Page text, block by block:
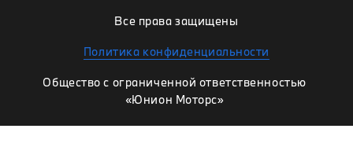
Все права защищены
Политика конфиденциальности
Общество с ограниченной ответственностью
«Юнион Моторс»